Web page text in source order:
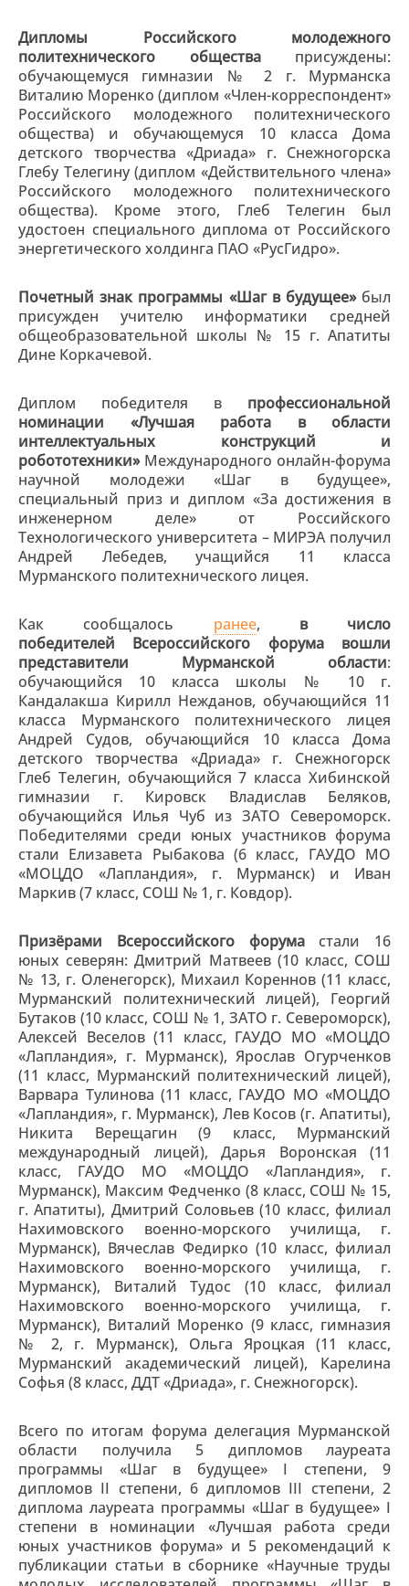
Дипломы Российского молодежного
политехнического обществаприсуждены:
обучающемуся гимназии № 2 г. Мурманска
Виталию Моренко (диплом «Член-корреспондент»
Российского молодежного политехнического
общества) и обучающемуся 10 класса Дома
детского творчества «Дриада» г. Снежногорска
Глебу Телегину (диплом «Действительного члена»
Российского молодежного политехнического
общества). Кроме этого, Глеб Телегин был
удостоен специального диплома от Российского
энергетического холдинга ПАО «РусГидро».
Почетный знак программы «Шаг в будущее»был
присужден учителю информатики средней
общеобразовательной школы № 15 г. Апатиты
Дине Коркачевой.
Диплом победителя в профессиональной
номинации «Лучшая работа в области
интеллектуальных конструкций и
робототехники»Международного онлайн-форума
научной молодежи «Шаг в будущее»,
специальный приз и диплом «За достижения в
инженерном деле» от Российского
Технологического университета – МИРЭА получил
Андрей Лебедев, учащийся 11 класса
Мурманского политехнического лицея.
Как сообщалось ранее, в число
победителей Всероссийского форума вошли
представители Мурманской области:
обучающийся 10 класса школы № 10 г.
Кандалакша Кирилл Нежданов, обучающийся 11
класса Мурманского политехнического лицея
Андрей Судов, обучающийся 10 класса Дома
детского творчества «Дриада» г. Снежногорск
Глеб Телегин, обучающийся 7 класса Хибинской
гимназии г. Кировск Владислав Беляков,
обучающийся Илья Чуб из ЗАТО Североморск.
Победителями среди юных участников форума
стали Елизавета Рыбакова (6 класс, ГАУДО МО
«МОЦДО «Лапландия», г. Мурманск) и Иван
Маркив (7 класс, СОШ № 1, г. Ковдор).
Призёрами Всероссийского форумастали 16
юных северян: Дмитрий Матвеев (10 класс, СОШ
№ 13, г. Оленегорск), Михаил Кореннов (11 класс,
Мурманский политехнический лицей), Георгий
Бутаков (10 класс, СОШ № 1, ЗАТО г. Североморск),
Алексей Веселов (11 класс, ГАУДО МО «МОЦДО
«Лапландия», г. Мурманск), Ярослав Огурченков
(11 класс, Мурманский политехнический лицей),
Варвара Тулинова (11 класс, ГАУДО МО «МОЦДО
«Лапландия», г. Мурманск), Лев Косов (г. Апатиты),
Никита Верещагин (9 класс, Мурманский
международный лицей), Дарья Воронская (11
класс, ГАУДО МО «МОЦДО «Лапландия», г.
Мурманск), Максим Федченко (8 класс, СОШ № 15,
г. Апатиты), Дмитрий Соловьев (10 класс, филиал
Нахимовского военно-морского училища, г.
Мурманск), Вячеслав Федирко (10 класс, филиал
Нахимовского военно-морского училища, г.
Мурманск), Виталий Тудос (10 класс, филиал
Нахимовского военно-морского училища, г.
Мурманск), Виталий Моренко (9 класс, гимназия
№ 2, г. Мурманск), Ольга Яроцкая (11 класс,
Мурманский академический лицей), Карелина
Софья (8 класс, ДДТ «Дриада», г. Снежногорск).
Всего по итогам форума делегация Мурманской
области получила 5 дипломов лауреата
программы «Шаг в будущее» I степени, 9
дипломов II степени, 6 дипломов III степени, 2
диплома лауреата программы «Шаг в будущее» I
степени в номинации «Лучшая работа среди
юных участников форума» и 5 рекомендаций к
публикации статьи в сборнике «Научные труды